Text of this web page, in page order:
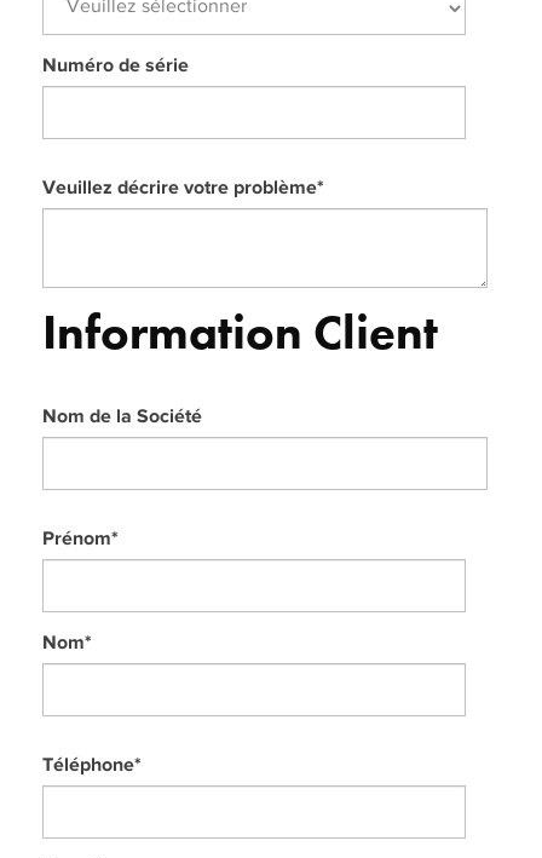
Numéro de série
Veuillez décrire votre problème*
Information Client
Nom de la Société
Prénom*
Nom*
Téléphone*